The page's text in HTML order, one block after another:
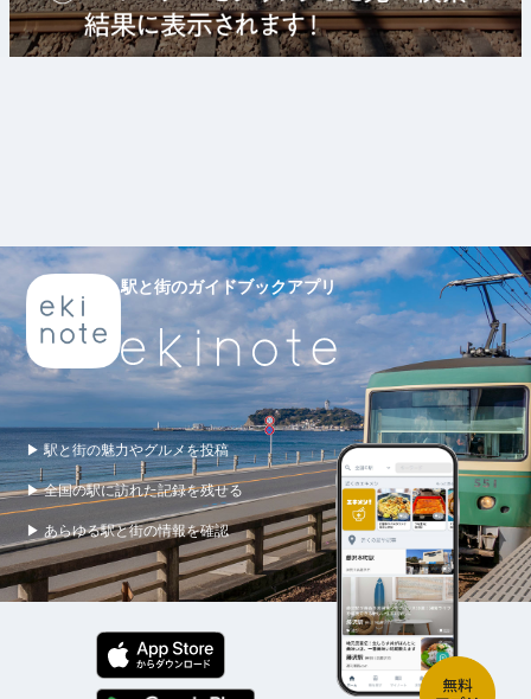
駅と街のガイドブックアプリ
▶ 駅と街の魅力やグルメを投稿
▶ 全国の駅に訪れた記録を残せる
▶ あらゆる駅と街の情報を確認